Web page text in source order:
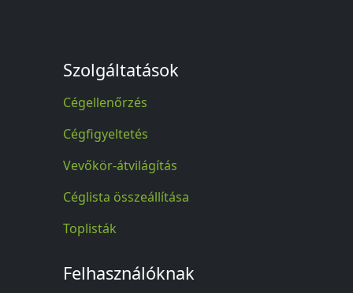
Szolgáltatások
Cégellenőrzés
Cégfigyeltetés
Vevőkör-átvilágítás
Céglista összeállítása
Toplisták
Felhasználóknak